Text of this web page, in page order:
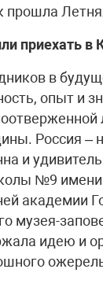
прошла
приехать в
в
опыт и
Россия –
и
№9
академии
музея-
идею и